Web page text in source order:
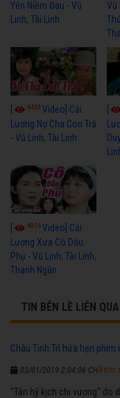
Yên Niềm Đau - Vũ
Linh, Tài Linh
Vũ
4433 Video] Cải
Lương Nợ Cha Con Trả
- Vũ Linh, Tài Linh
[ 4016Video] Cải
Lương Xưa Cô Dâu
Phụ - Vũ Linh, Tài Linh,
Thanh Ngân
TIN BÊN LỀ LIÊN
Châu Tinh Trì hứa hẹn
03/01/2019 2:04:06 CH
"Tân hỷ kịch chi vương" do
Xem